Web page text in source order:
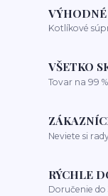
Kotlíkové
VŠETKO
Tovar na 99
Neviete si
RÝCHLE
Doručenie do